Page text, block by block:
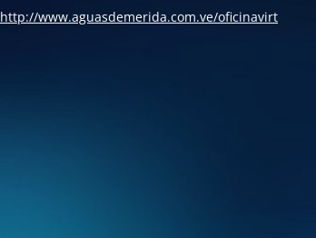
http://www.aguasdemerida.com.ve/oficinavirt